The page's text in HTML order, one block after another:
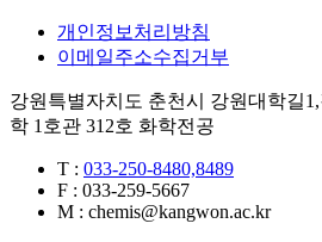
개인정보처리방침
이메일주소수집거부
강원특별자치도 춘천시 강원대학길
학 1호관 312호 화학전공
T : 033-250-8480,8489
F : 033-259-5667
M : chemis@kangwon.ac.kr